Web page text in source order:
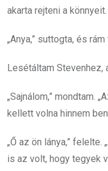
akarta rejteni a
„Anya,” suttogta, és
Lesétáltam Stevenhez,
„Sajnálom,” mondtam.
kellett volna hinnem
„Ő az ön lánya,”
is az volt, hogy tegyek